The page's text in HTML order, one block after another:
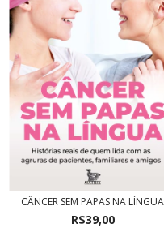
CÂNCER SEM PAPAS NA LÍNGUA
R$39,00